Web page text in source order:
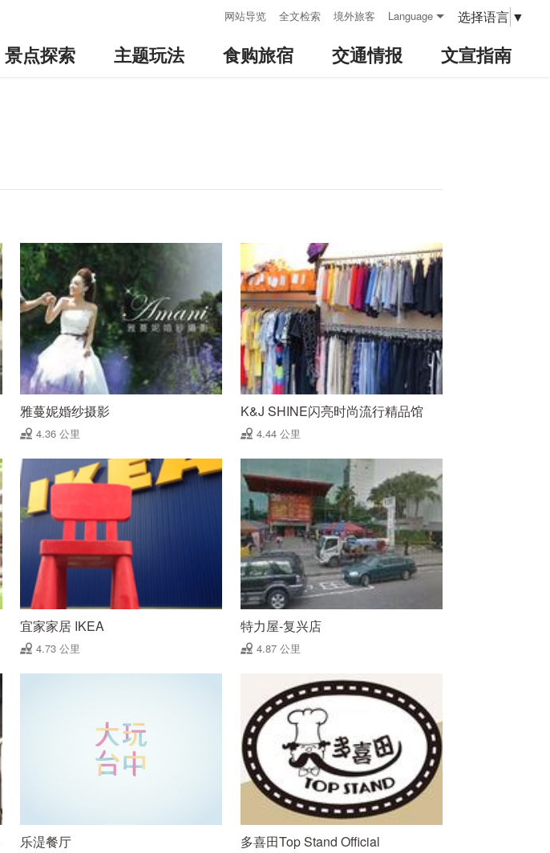
网站导览 全文检索 境外旅客 Language 选择语言 ▼
景点探索 主题玩法 食购旅宿 交通情报 文宣指南
雅蔓妮婚纱摄影
4.36 公里
K&J SHINE闪亮时尚流行精品馆
4.44 公里
宜家家居 IKEA
4.73 公里
特力屋-复兴店
4.87 公里
乐湜餐厅 多喜田Top Stand Official